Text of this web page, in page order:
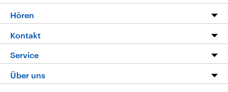
Die Nachrichten
Nachrichtenleicht
Neue Beiträge auf dlf.de
Hören
Livestream
Podcasts
Deutschlandfunk App
Kontakt
Hörerservice
Service
FAQ
Über uns